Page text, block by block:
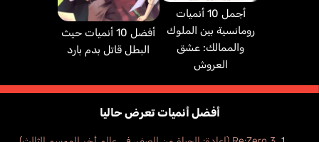
أجمل 10 أنميات
رومانسية بين الملوك
والممالك: عشق
العروش
أفضل 10 أنميات حيث
البطل قاتل بدم بارد
أفضل أنميات تعرض حاليا